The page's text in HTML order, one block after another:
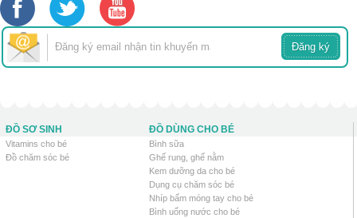
ĐỒ SƠ SINH
Vitamins cho bé
Đồ chăm sóc bé
ĐỒ DÙNG CHO BÉ
Bình sữa
Ghế rung, ghế nằm
Kem dưỡng da cho bé
Dụng cụ chăm sóc bé
Nhíp bấm móng tay cho bé
Bình uống nước cho bé